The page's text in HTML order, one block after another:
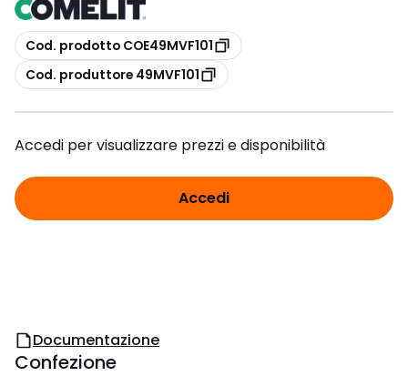
copia
Cod. prodotto COE49MVF101
copia
Cod. produttore 49MVF101
Accedi per visualizzare prezzi e disponibilità
Accedi
Documentazione
Confezione